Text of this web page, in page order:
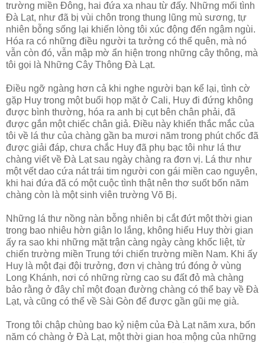
trường miền Ðông, hai đứa xa nhau từ đấy. Những mối tình
Ðà Lạt, như đã bị vùi chôn trong thung lũng mù sương, tự
nhiên bỗng sống lại khiến lòng tôi xúc động đến ngậm ngùi.
Hóa ra có những điều người ta tưởng có thể quên, mà nó
vẫn còn đó, vẫn mập mờ ẩn hiện trong những cây thông, mà
tôi gọi là Những Cây Thông Ðà Lạt.
Ðiều ngỡ ngàng hơn cả khi nghe người bạn kể lại, tình cờ
gặp Huy trong một buổi họp mặt ở Cali, Huy đi đứng không
được bình thường, hóa ra anh bị cụt bên chân phải, đã
được gắn một chiếc chân giả. Ðiều này khiến thắc mắc của
tôi về lá thư của chàng gần ba mươi năm trong phút chốc đã
được giải đáp, chưa chắc Huy đã phụ bạc tôi như lá thư
chàng viết về Ðà Lạt sau ngày chàng ra đơn vị. Lá thư như
một vết dao cứa nát trái tim người con gái miền cao nguyên,
khi hai đứa đã có một cuộc tình thật nên thơ suốt bốn năm
chàng còn là một sinh viên trường Võ Bị.
Những lá thư nồng nàn bỗng nhiên bị cắt đứt một thời gian
trong bao nhiêu hờn giận lo lắng, không hiểu Huy thời gian
ấy ra sao khi những mặt trận càng ngày càng khốc liệt, từ
chiến trường miền Trung tới chiến trường miền Nam. Khi ấy
Huy là một đại đội trưởng, đơn vị chàng trú đóng ở vùng
Long Khánh, nơi có những rừng cao su đất đỏ mà chàng
bảo rằng ở đây chỉ một đoạn đường chàng có thể bay về Ðà
Lạt, và cũng có thể về Sài Gòn để được gần gũi mẹ già.
Trong tôi chập chùng bao kỷ niệm của Ðà Lạt năm xưa, bốn
năm có chàng ở Ðà Lạt, một thời gian hoa mộng của những